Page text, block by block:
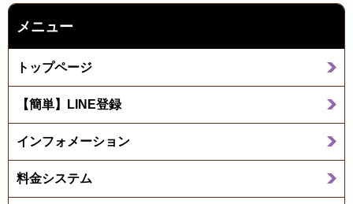
メニュー
トップページ
【簡単】LINE登録
インフォメーション
料金システム